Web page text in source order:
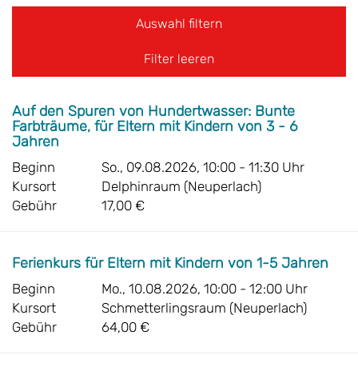
Filter leeren
Auf den Spuren von Hundertwasser: Bunte
Farbträume, für Eltern mit Kindern von 3 - 6
Jahren
Beginn
So., 09.08.2026, 10:00 - 11:30 Uhr
Kursort
Delphinraum (Neuperlach)
Gebühr
17,00 €
Ferienkurs für Eltern mit Kindern von 1-5 Jahren
Beginn
Mo., 10.08.2026, 10:00 - 12:00 Uhr
Kursort
Schmetterlingsraum (Neuperlach)
Gebühr
64,00 €